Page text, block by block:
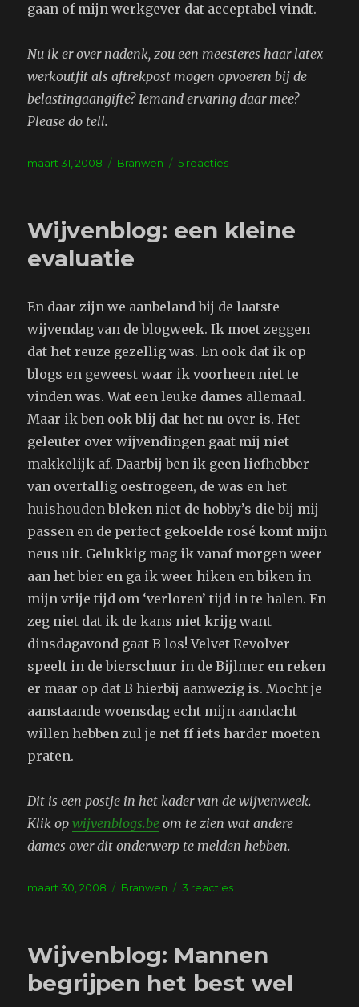
gaan of mijn werkgever dat acceptabel vindt.
Nu ik er over nadenk, zou een meesteres haar latex
werkoutfit als aftrekpost mogen opvoeren bij de
belastingaangifte? Iemand ervaring daar mee?
Please do tell.
Geplaatst
maart 31, 2008 Tags
Branwen 5 reactiesop
Wijvenblog: een kleine
evaluatie
En daar zijn we aanbeland bij de laatste
wijvendag van de blogweek. Ik moet zeggen
dat het reuze gezellig was. En ook dat ik op
blogs en geweest waar ik voorheen niet te
vinden was. Wat een leuke dames allemaal.
Maar ik ben ook blij dat het nu over is. Het
geleuter over wijvendingen gaat mij niet
makkelijk af. Daarbij ben ik geen liefhebber
van overtallig oestrogeen, de was en het
huishouden bleken niet de hobby’s die bij mij
passen en de perfect gekoelde rosé komt mijn
neus uit. Gelukkig mag ik vanaf morgen weer
aan het bier en ga ik weer hiken en biken in
mijn vrije tijd om ‘verloren’ tijd in te halen. En
zeg niet dat ik de kans niet krijg want
dinsdagavond gaat B los! Velvet Revolver
speelt in de bierschuur in de Bijlmer en reken
er maar op dat B hierbij aanwezig is. Mocht je
aanstaande woensdag echt mijn aandacht
willen hebben zul je net ff iets harder moeten
praten.
Dit is een postje in het kader van de wijvenweek.
Klik opwijvenblogs.be om te zien wat andere
dames over dit onderwerp te melden hebben.
Geplaatst
maart 30, 2008 Tags
Branwen 3 reactiesop
evaluatie
Wijvenblog: Mannen
begrijpen het best wel